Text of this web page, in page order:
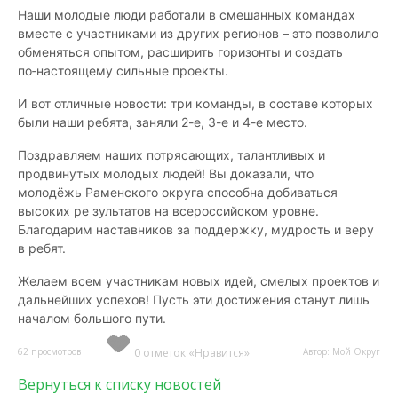
Наши молодые люди работали в смешанных командах
вместе с участниками из других регионов – это позволило
обменяться опытом, расширить горизонты и создать
по‑настоящему сильные проекты.
И вот отличные новости: три команды, в составе которых
были наши ребята, заняли 2-е, 3-е и 4-е место.
Поздравляем наших потрясающих, талантливых и
продвинутых молодых людей! Вы доказали, что
молодёжь Раменского округа способна добиваться
высоких ре зультатов на всероссийском уровне.
Благодарим наставников за поддержку, мудрость и веру
в ребят.
Желаем всем участникам новых идей, смелых проектов и
дальнейших успехов! Пусть эти достижения станут лишь
началом большого пути.
62 просмотров 0 отметок «Нравится» Автор: Мой Округ
Вернуться к списку новостей